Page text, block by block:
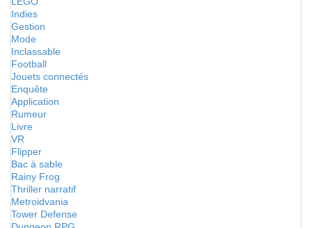
Indies
Gestion
Mode
Inclassable
Football
Jouets connectés
Enquête
Application
Rumeur
Livre
VR
Flipper
Bac à sable
Rainy Frog
Thriller narratif
Metroidvania
Tower Defense